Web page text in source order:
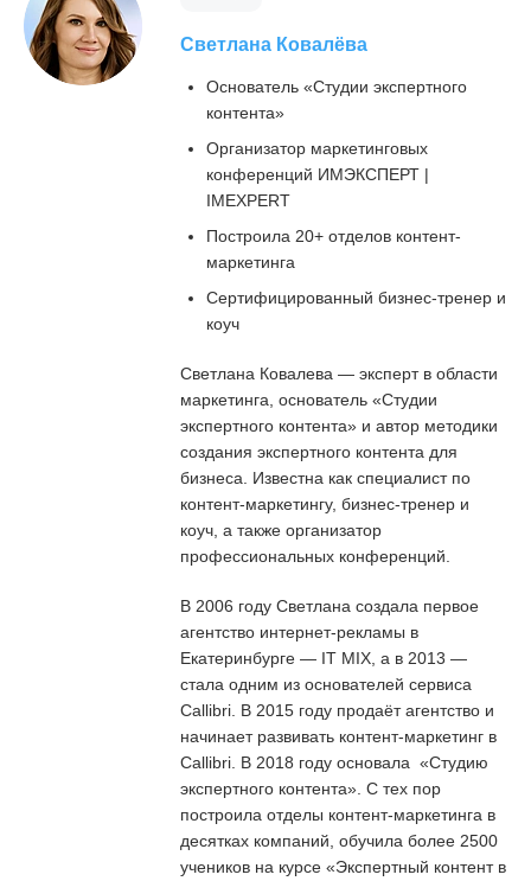
Светлана Ковалёва
Основатель «Студии экспертного
контента»
Организатор маркетинговых
конференций ИМЭКСПЕРТ |
IMEXPERT
Построила 20+ отделов контент-
маркетинга
Сертифицированный бизнес-тренер и
коуч
Светлана Ковалева — эксперт в области
маркетинга, основатель «Студии
экспертного контента» и автор методики
создания экспертного контента для
бизнеса. Известна как специалист по
контент-маркетингу, бизнес-тренер и
коуч, а также организатор
профессиональных конференций.
В 2006 году Светлана создала первое
агентство интернет-рекламы в
Екатеринбурге — IT MIX, а в 2013 —
стала одним из основателей сервиса
Callibri. В 2015 году продаёт агентство и
начинает развивать контент-маркетинг в
Callibri. В 2018 году основала «Студию
экспертного контента». С тех пор
построила отделы контент-маркетинга в
десятках компаний, обучила более 2500
учеников на курсе «Экспертный контент в